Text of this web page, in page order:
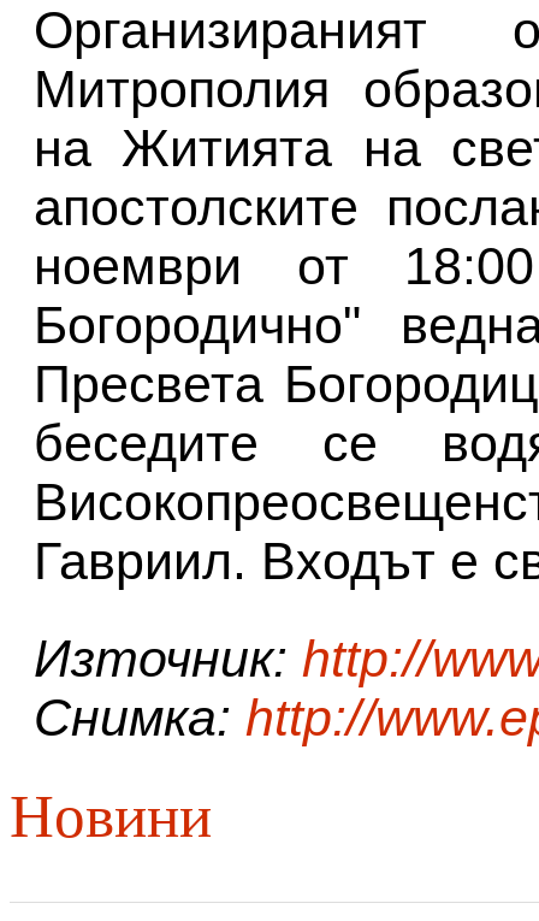
Митрополия
на Житията на
апостолските
ноември от
Богородично"
Пресвета
беседите се
Гавриил. Входът е
Източник: http://
Снимка: http://
Новини